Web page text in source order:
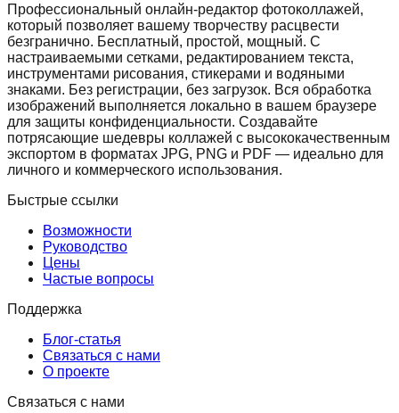
Профессиональный онлайн-редактор фотоколлажей,
который позволяет вашему творчеству расцвести
безгранично. Бесплатный, простой, мощный. С
настраиваемыми сетками, редактированием текста,
инструментами рисования, стикерами и водяными
знаками. Без регистрации, без загрузок. Вся обработка
изображений выполняется локально в вашем браузере
для защиты конфиденциальности. Создавайте
потрясающие шедевры коллажей с высококачественным
экспортом в форматах JPG, PNG и PDF — идеально для
личного и коммерческого использования.
Быстрые ссылки
Возможности
Руководство
Цены
Частые вопросы
Поддержка
Блог-статья
Связаться с нами
О проекте
Связаться с нами